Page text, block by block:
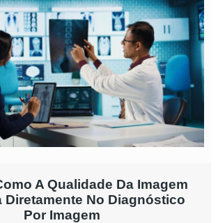
A Qualidade Da Imagem
Diretamente No Diagnóstico
Por Imagem